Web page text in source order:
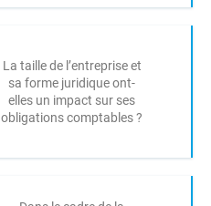
La taille de l’entreprise et
sa forme juridique ont-
elles un impact sur ses
obligations comptables ?